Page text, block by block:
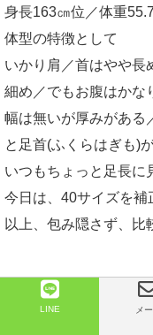
身長163㎝位／体重
体型の特徴として
いかり肩／首はやや長
細め／でもお腹はかな
幅は無いが厚みがある
と足首(ふくらはぎも)
いつもちょっと足長に
今日は、40サイズを補
以上、包み隠さず、比
LINE メ